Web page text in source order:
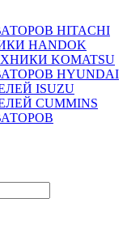
HITACHI
HANDOK
KOMATSU
HYUNDAI
ISUZU
CUMMINS